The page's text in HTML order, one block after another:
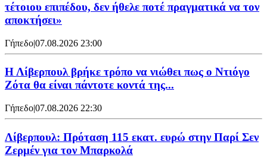
τέτοιου επιπέδου, δεν ήθελε ποτέ πραγματικά να τον
αποκτήσει»
Γήπεδο|07.08.2026 23:00
Η Λίβερπουλ βρήκε τρόπο να νιώθει πως ο Ντιόγο
Ζότα θα είναι πάντοτε κοντά της...
Γήπεδο|07.08.2026 22:30
Λίβερπουλ: Πρόταση 115 εκατ. ευρώ στην Παρί Σεν
Ζερμέν για τον Μπαρκολά